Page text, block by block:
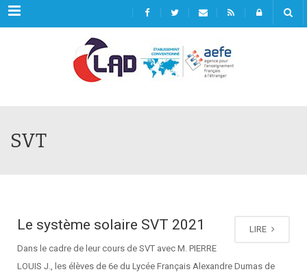
Menu
SVT
LIRE
Le système solaire SVT 2021
Dans le cadre de leur cours de SVT avec M. PIERRE
LOUIS J., les élèves de 6e du Lycée Français Alexandre Dumas de